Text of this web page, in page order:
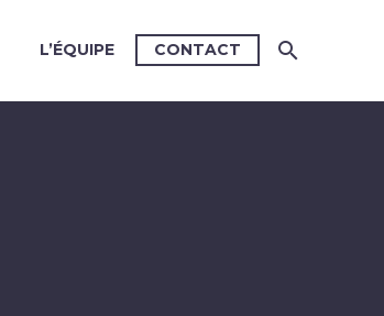
L’ÉQUIPE CONTACT